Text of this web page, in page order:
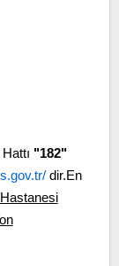
"182"
dir.En